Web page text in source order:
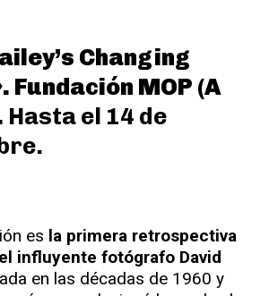
Changing
Fundación MOP (A
Hasta el 14 de
es la primera retrospectiva
influyente fotógrafo David
en las décadas de 1960 y